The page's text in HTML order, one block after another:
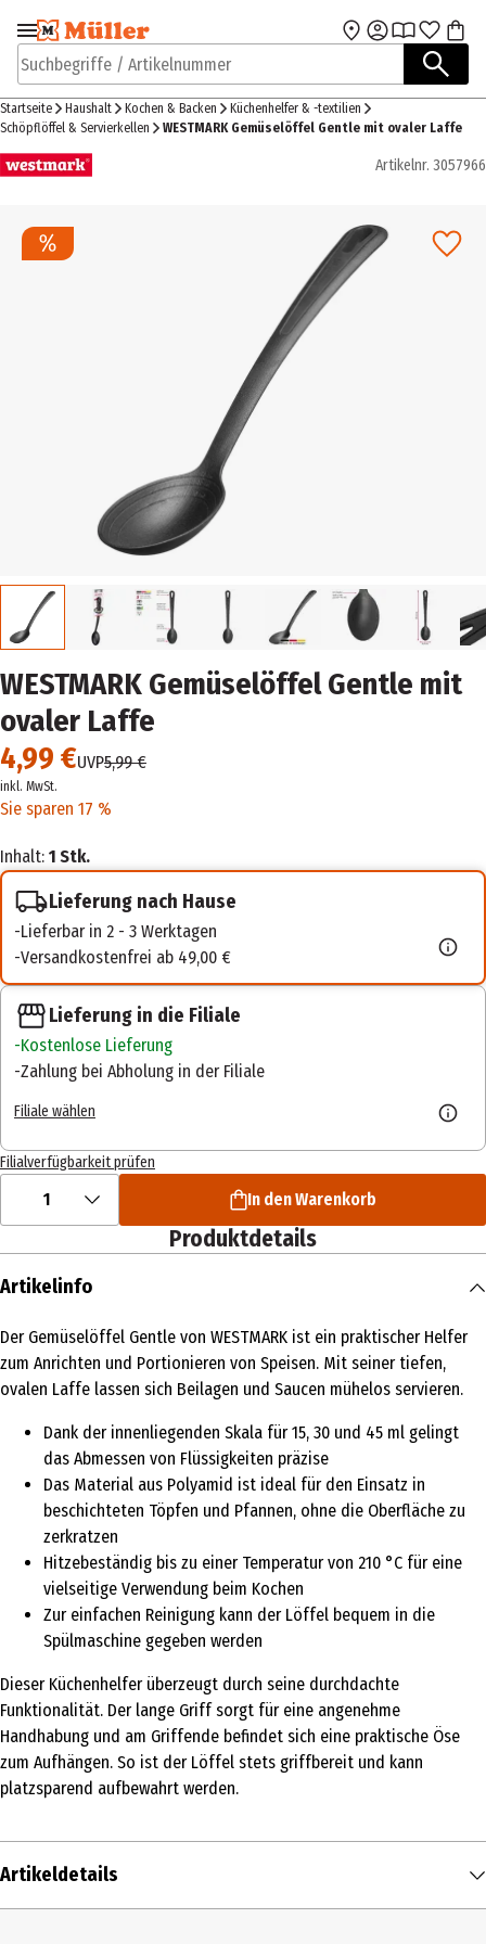
Zur Navigation
springen
Zum Hauptinhalt
Suchbegriffe / Artikelnummer
Startseite Haushalt Kochen & Backen
Küchenhelfer & -textilien
Schöpflöffel & Servierkellen
WESTMARK Gemüselöffel Gentle mit ovaler Laffe
Artikelnr. 3057966
WESTMARK Gemüselöffel Gentle mit
ovaler Laffe
4,99 €UVP5,99 €
inkl. MwSt.
Sie sparen 17 %
Inhalt: 1 Stk.
Lieferung nach Hause
Lieferbar in 2 - 3 Werktagen
Versandkostenfrei ab 49,00 €
Lieferung in die Filiale
Kostenlose Lieferung
Zahlung bei Abholung in der Filiale
Filiale wählen
Filialverfügbarkeit prüfen
1 In den Warenkorb
Produktdetails
Artikelinfo
Der Gemüselöffel Gentle von WESTMARK ist ein praktischer Helfer
zum Anrichten und Portionieren von Speisen. Mit seiner tiefen,
ovalen Laffe lassen sich Beilagen und Saucen mühelos servieren.
Dank der innenliegenden Skala für 15, 30 und 45 ml gelingt
das Abmessen von Flüssigkeiten präzise
Das Material aus Polyamid ist ideal für den Einsatz in
beschichteten Töpfen und Pfannen, ohne die Oberfläche zu
zerkratzen
Hitzebeständig bis zu einer Temperatur von 210 °C für eine
vielseitige Verwendung beim Kochen
Zur einfachen Reinigung kann der Löffel bequem in die
Spülmaschine gegeben werden
Dieser Küchenhelfer überzeugt durch seine durchdachte
Funktionalität. Der lange Griff sorgt für eine angenehme
Handhabung und am Griffende befindet sich eine praktische Öse
zum Aufhängen. So ist der Löffel stets griffbereit und kann
platzsparend aufbewahrt werden.
Artikeldetails